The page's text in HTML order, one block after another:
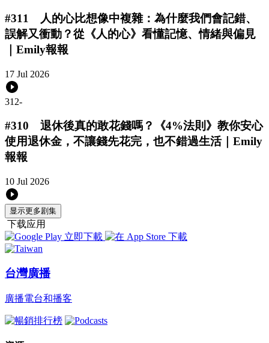
#311 人的心比想像中複雜：為什麼我們會記錯、
誤解又衝動？從《人的心》看懂記憶、情緒與偏見
｜Emily報報
17 Jul 2026
312-
#310 退休後真的敢花錢嗎？《4%法則》教你安心
使用退休金，不讓錢先花完，也不錯過生活｜Emily
報報
10 Jul 2026
显示更多剧集
下载应用
台灣廣播
廣播電台和播客